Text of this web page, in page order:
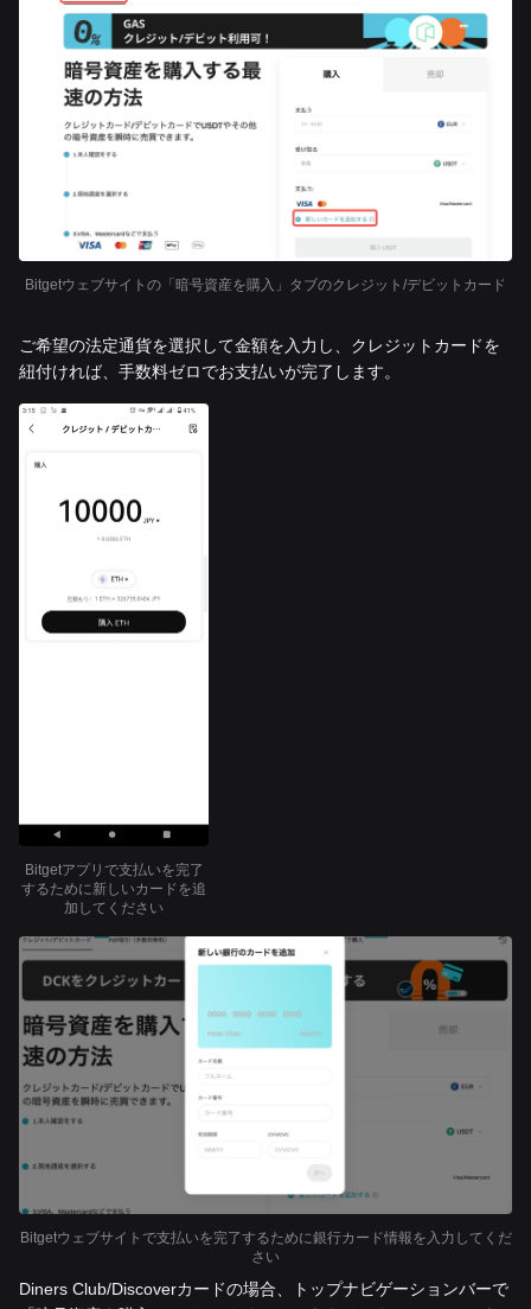
Bitgetウェブサイトの「暗号資産を購入」タブのクレジット/デビットカード
ご希望の法定通貨を選択して金額を入力し、クレジットカードを
紐付ければ、手数料ゼロでお支払いが完了します。
Bitgetアプリで支払いを完了
するために新しいカードを追
加してください
Bitgetウェブサイトで支払いを完了するために銀行カード情報を入力してくだ
さい
Diners Club/Discoverカードの場合、トップナビゲーションバーで